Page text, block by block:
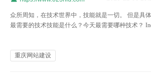
众所周知，在技术世界中，技能就是一切。 但是具
最需要的技术技能是什么？今天最需要哪种技术？
重庆网站建设